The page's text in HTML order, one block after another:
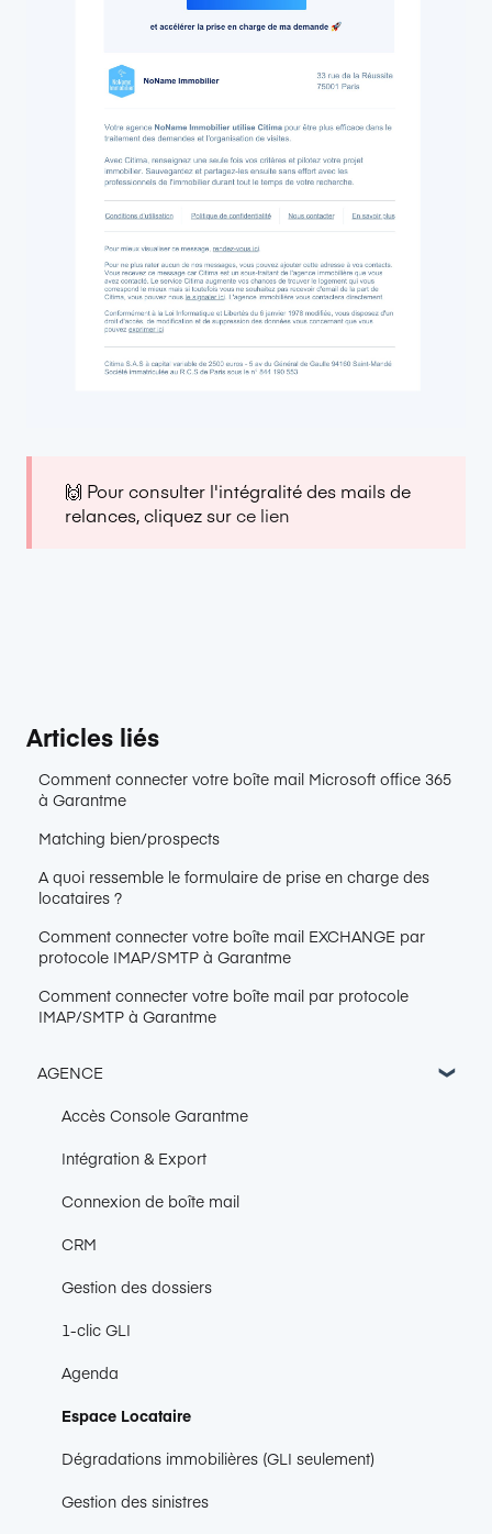
🙌 Pour consulter l'intégralité des mails de
relances, cliquez surce lien
Articles liés
Comment connecter votre boîte mail Microsoft office 365
à Garantme
Matching bien/prospects
A quoi ressemble le formulaire de prise en charge des
locataires ?
Comment connecter votre boîte mail EXCHANGE par
protocole IMAP/SMTP à Garantme
Comment connecter votre boîte mail par protocole
IMAP/SMTP à Garantme
AGENCE
Accès Console Garantme
Intégration & Export
Connexion de boîte mail
CRM
Gestion des dossiers
1-clic GLI
Agenda
Espace Locataire
Dégradations immobilières (GLI seulement)
Gestion des sinistres